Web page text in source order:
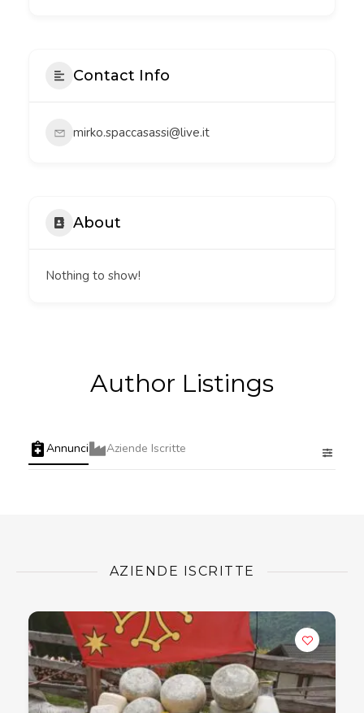
Contact Info
mirko.spaccasassi@live.it
About
Nothing to show!
Author Listings
Annunci Aziende Iscritte
AZIENDE ISCRITTE